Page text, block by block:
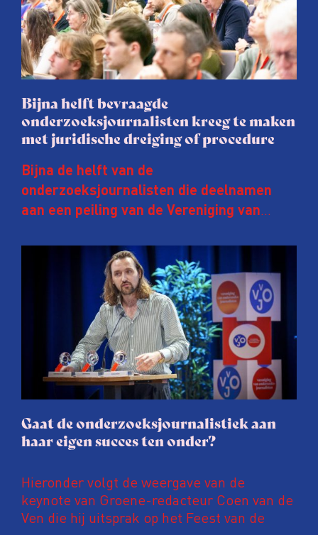
Bijna helft bevraagde
onderzoeksjournalisten kreeg te maken
met juridische dreiging of procedure
Bijna de helft van de
onderzoeksjournalisten die deelnamen
aan een peiling van de Vereniging van
afgelopen twee jaar te maken met
juridische dreiging of een juridische
procedure rond het eigen werk. Dat kost
journalisten tijd, ook ervaren zij stress en
soms worden publicaties aangepast of
gaat de hele publicatie zelfs niet door.
Gaat de onderzoeksjournalistiek aan
haar eigen succes ten onder?
Hieronder volgt de weergave van de
keynote van Groene-redacteur Coen van de
Ven die hij uitsprak op het Feest van de